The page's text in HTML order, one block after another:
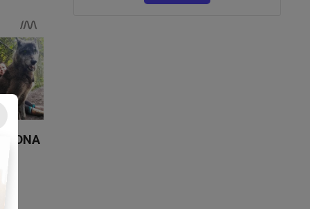
INSS